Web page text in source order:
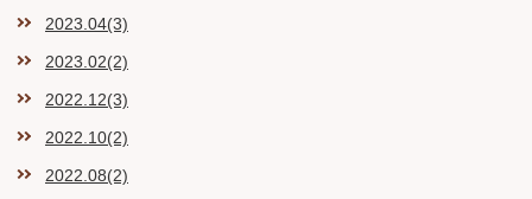
2023.04(3)
2023.02(2)
2022.12(3)
2022.10(2)
2022.08(2)